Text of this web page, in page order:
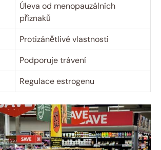
Úleva od menopauzálních
příznaků
Protizánětlivé vlastnosti
Podporuje trávení
Regulace estrogenu